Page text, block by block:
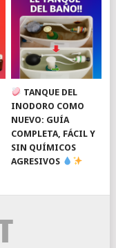
TANQUE DEL
INODORO COMO
NUEVO: GUÍA
COMPLETA, FÁCIL Y
SIN QUÍMICOS
AGRESIVOS